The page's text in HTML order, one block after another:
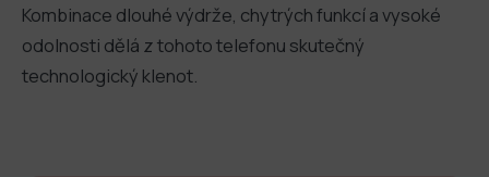
Kombinace dlouhé výdrže, chytrých funkcí a vysoké
odolnosti dělá z tohoto telefonu skutečný
technologický klenot.